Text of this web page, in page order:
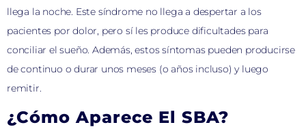
llega la noche. Este síndrome no llega a despertar a los
pacientes por dolor, pero sí les produce dificultades para
conciliar el sueño. Además, estos síntomas pueden producirse
de continuo o durar unos meses (o años incluso) y luego
remitir.
¿Cómo Aparece El SBA?